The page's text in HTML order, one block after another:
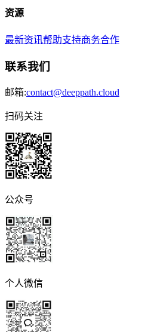
资源
最新资讯帮助支持商务合作
联系我们
邮箱:contact@deeppath.cloud
扫码关注
公众号
个人微信